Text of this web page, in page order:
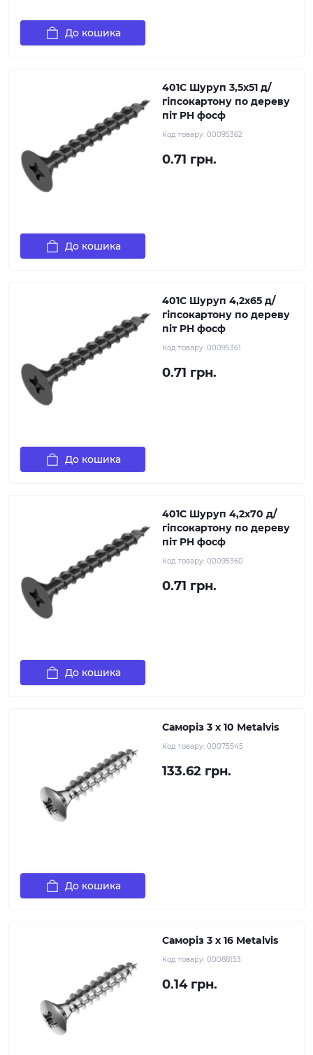
До кошика
401C Шуруп 3,5х51 д/
гіпсокартону по дереву
піт PH фосф
Код товару: 00095362
0.71 грн.
До кошика
401C Шуруп 4,2х65 д/
гіпсокартону по дереву
піт PH фосф
Код товару: 00095361
0.71 грн.
До кошика
401C Шуруп 4,2х70 д/
гіпсокартону по дереву
піт PH фосф
Код товару: 00095360
0.71 грн.
До кошика
Саморіз 3 х 10 Metalvis
Код товару: 00075545
133.62 грн.
До кошика
Саморіз 3 х 16 Metalvis
Код товару: 00088153
0.14 грн.